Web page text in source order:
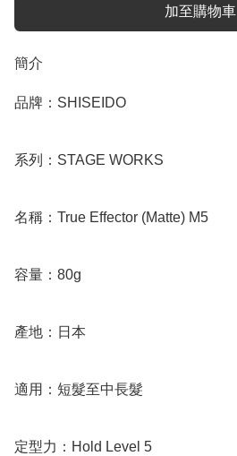
加至購物車
簡介
品牌：SHISEIDO
系列：STAGE WORKS
名稱：True Effector (Matte) M5
容量：80g
產地：日本
適用：短髮至中長髮
定型力：Hold Level 5